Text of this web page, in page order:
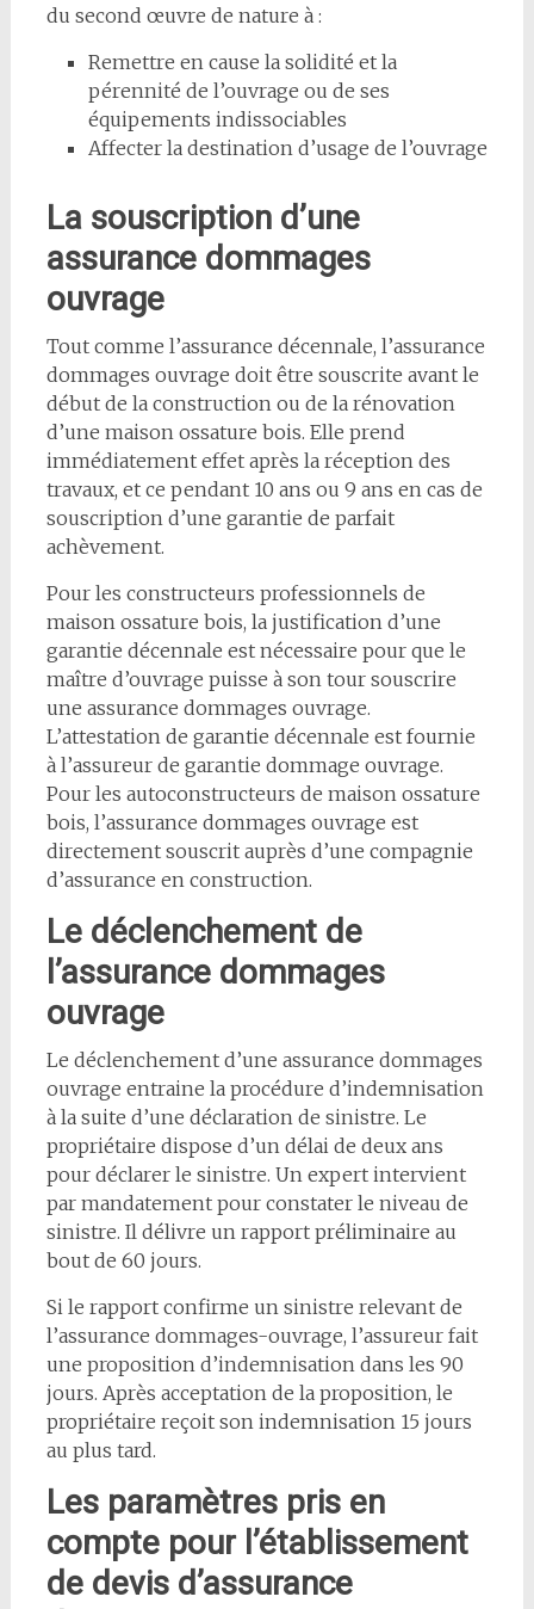
du second œuvre de nature à :
Remettre en cause la solidité et la
pérennité de l’ouvrage ou de ses
équipements indissociables
Affecter la destination d’usage de l’ouvrage
La souscription d’une
assurance dommages
ouvrage
Tout comme l’assurance décennale, l’assurance
dommages ouvrage doit être souscrite avant le
début de la construction ou de la rénovation
d’une maison ossature bois. Elle prend
immédiatement effet après la réception des
travaux, et ce pendant 10 ans ou 9 ans en cas de
souscription d’une garantie de parfait
achèvement.
Pour les constructeurs professionnels de
maison ossature bois, la justification d’une
garantie décennale est nécessaire pour que le
maître d’ouvrage puisse à son tour souscrire
une assurance dommages ouvrage.
L’attestation de garantie décennale est fournie
à l’assureur de garantie dommage ouvrage.
Pour les autoconstructeurs de maison ossature
bois, l’assurance dommages ouvrage est
directement souscrit auprès d’une compagnie
d’assurance en construction.
Le déclenchement de
l’assurance dommages
ouvrage
Le déclenchement d’une assurance dommages
ouvrage entraine la procédure d’indemnisation
à la suite d’une déclaration de sinistre. Le
propriétaire dispose d’un délai de deux ans
pour déclarer le sinistre. Un expert intervient
par mandatement pour constater le niveau de
sinistre. Il délivre un rapport préliminaire au
bout de 60 jours.
Si le rapport confirme un sinistre relevant de
l’assurance dommages-ouvrage, l’assureur fait
une proposition d’indemnisation dans les 90
jours. Après acceptation de la proposition, le
propriétaire reçoit son indemnisation 15 jours
au plus tard.
Les paramètres pris en
compte pour l’établissement
de devis d’assurance